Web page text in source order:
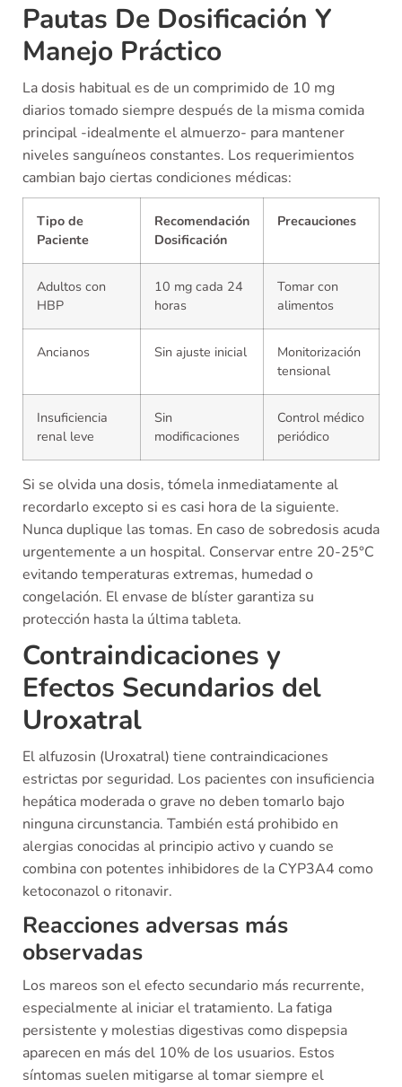
Pautas De Dosificación Y
Manejo Práctico
La dosis habitual es de un comprimido de 10 mg
diarios tomado siempre después de la misma comida
principal -idealmente el almuerzo- para mantener
niveles sanguíneos constantes. Los requerimientos
cambian bajo ciertas condiciones médicas:
Tipo de
Paciente
Recomendación
Dosificación
Precauciones
Adultos con
HBP
10 mg cada 24
horas
Tomar con
alimentos
Ancianos Sin ajuste inicial
Monitorización
tensional
Insuficiencia
renal leve
Sin
modificaciones
Control médico
periódico
Si se olvida una dosis, tómela inmediatamente al
recordarlo excepto si es casi hora de la siguiente.
Nunca duplique las tomas. En caso de sobredosis acuda
urgentemente a un hospital. Conservar entre 20-25°C
evitando temperaturas extremas, humedad o
congelación. El envase de blíster garantiza su
protección hasta la última tableta.
Contraindicaciones y
Efectos Secundarios del
Uroxatral
El alfuzosin (Uroxatral) tiene contraindicaciones
estrictas por seguridad. Los pacientes con insuficiencia
hepática moderada o grave no deben tomarlo bajo
ninguna circunstancia. También está prohibido en
alergias conocidas al principio activo y cuando se
combina con potentes inhibidores de la CYP3A4 como
ketoconazol o ritonavir.
Reacciones adversas más
observadas
Los mareos son el efecto secundario más recurrente,
especialmente al iniciar el tratamiento. La fatiga
persistente y molestias digestivas como dispepsia
aparecen en más del 10% de los usuarios. Estos
síntomas suelen mitigarse al tomar siempre el